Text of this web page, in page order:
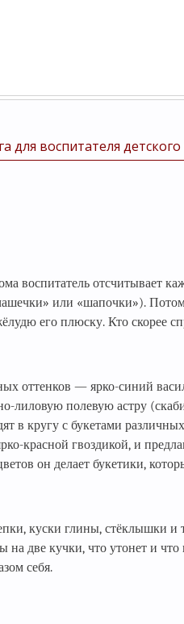
для воспитателя детского
воспитатель отсчитывает
или «шапочки»).
его плюску. Кто скорее
оттенков — ярко-синий
лиловую полевую астру
в кругу с букетами
красной гвоздикой, и
он делает букетики,
куски глины, стёклышки и
на две кучки, что утонет и
себя.